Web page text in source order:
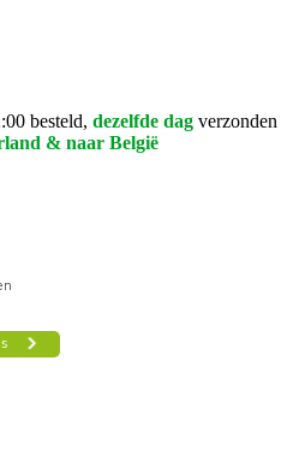
besteld, dezelfde dag verzonden
& naar België